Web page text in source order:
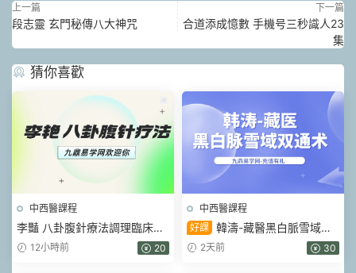
上一篇
段志靈 玄門秘傳八大神咒
下一篇
合道‮成添‬憶數 手機号三秒識人23
集
猜你喜歡
中西醫課程
李豔 八卦腹針療法調理臨床常
見的30項疾病線上網課 視頻3
12小時前 20
中西醫課程
好課 韓濤-藏醫黑白脈雪域雙
通術 視頻45集
2天前 30